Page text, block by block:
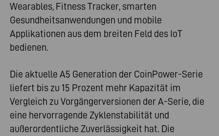
Wearables, Fitness Tracker, smarten
Gesundheitsanwendungen und mobile
Applikationen aus dem breiten Feld des IoT
bedienen.
Die aktuelle A5 Generation der CoinPower-Serie
liefert bis zu 15 Prozent mehr Kapazität im
Vergleich zu Vorgängerversionen der A-Serie, die
eine hervorragende Zyklenstabilität und
außerordentliche Zuverlässigkeit hat. Die